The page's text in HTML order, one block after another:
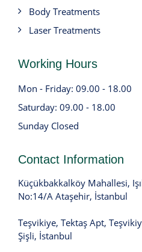
Body Treatments
Laser Treatments
Working Hours
Mon - Friday: 09.00 - 18.00
Saturday: 09.00 - 18.00
Sunday Closed
Contact Information
Küçükbakkalköy Mahallesi,
No:14/A Ataşehir, İstanbul
Teşvikiye, Tektaş Apt,
Şişli, İstanbul